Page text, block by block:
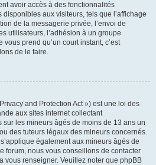
avoir accès à des fonctionnalités
aux visiteurs, tels que l’affichage
de la messagerie privée, l’envoi de
utilisateurs, l’adhésion à un groupe
vous prend qu’un court instant, c’est
de le faire.
and Protection Act ») est une loi des
aux sites internet collectant
les mineurs âgés de moins de 13 ans un
des tuteurs légaux des mineurs concernés.
également aux mineurs âgés de
forum, nous vous conseillons de contacter
vous renseigner. Veuillez noter que phpBB